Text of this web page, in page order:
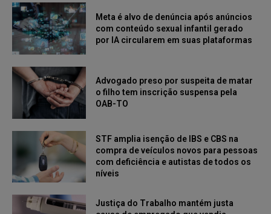
Meta é alvo de denúncia após anúncios
com conteúdo sexual infantil gerado
por IA circularem em suas plataformas
Advogado preso por suspeita de matar
o filho tem inscrição suspensa pela
OAB-TO
STF amplia isenção de IBS e CBS na
compra de veículos novos para pessoas
com deficiência e autistas de todos os
níveis
Justiça do Trabalho mantém justa